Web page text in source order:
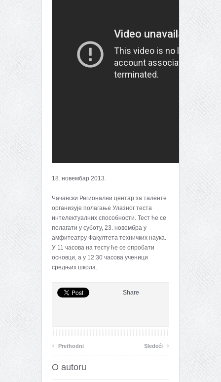
18. новембар 2013.
Чачански Регионални центар за таленте
организује полагање Улазног теста
интелектуалних способности. Тест ће се
полагати у суботу, 23. новембра у
амфитеатру Факултета техничких наука.
У 11 часова на тесту ће се опробати
основци, а у 12:30 часова ученици
средњих школа.
Share
‹ Prethodni Sledeći ›
O autoru